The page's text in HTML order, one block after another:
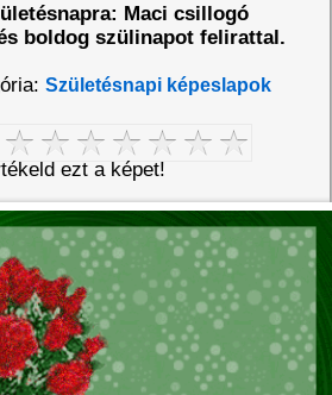
Maci csillogó
boldog szülinapot felirattal.
Születésnapi képeslapok
ezt a képet!